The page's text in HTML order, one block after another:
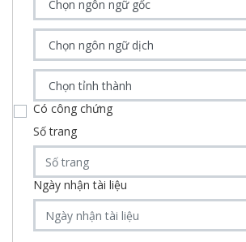
Có công chứng
Số trang
Ngày nhận tài liệu